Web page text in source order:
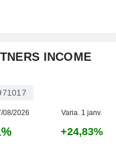
INCOME
08/2026 Varia. 1 janv.
+24,83%